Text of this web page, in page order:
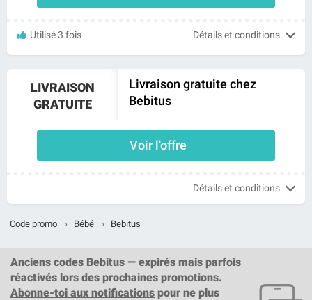
Utilisé 3 fois Détails et conditions
LIVRAISON
GRATUITE
Livraison gratuite chez
Bebitus
Voir l'offre
Détails et conditions
Code promo › Bébé › Bebitus
Anciens codes Bebitus — expirés mais parfois
réactivés lors des prochaines promotions.
Abonne-toi aux notifications pour ne plus